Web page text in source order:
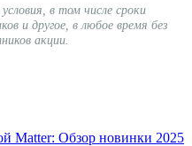
в том числе сроки
и другое, в любое время без
акции.
Matter: Обзор новинки 2025